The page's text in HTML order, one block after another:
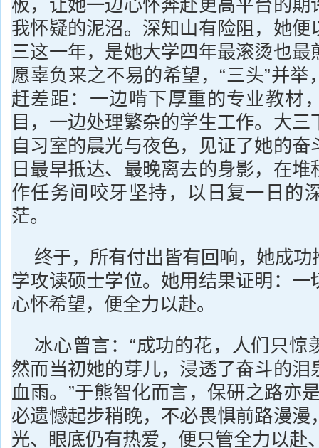
板，让她一边心怀奔赴更高平台的期
我怀疑的泥沼。深知山有险阻，她便
三这一年，是她大学四年最滚烫也最
愿辜负来之不易的希望，“三头”并举
赶差距：一边啃下厚重的专业教材
目，一边处理繁杂的学生工作。大
自习室的晨光与夜色，见证了她的奋
日最早抵达、最晚离去的身影，在
作任务间咬牙坚持，以日复一日的
茫。
终于，所有付出皆有回响，她成
学攻读硕士学位。她用结果证明：一
心怀希望，便全力以赴。
冰心曾言：“成功的花，人们只惊
然而当初她的芽儿，浸透了奋斗的泪
血雨。”于熊智化而言，保研之路亦
必遗憾起步稍晚，不必畏惧前路漫漫
光、眼底仍有热爱，便只管全力以赴